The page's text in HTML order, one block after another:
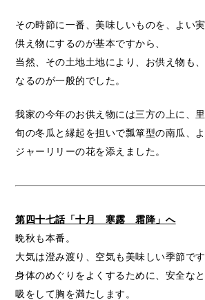
その時節に一番、美味しいものを、よい
供え物にするのが基本ですから、
当然、その土地土地により、お供え物も
なるのが一般的でした。
我家の今年のお供え物には三方の上に、
旬の冬瓜と縁起を担いで瓢箪型の南瓜、
ジャーリリーの花を添えました。
第四十七話「十月 寒露 霜降」へ
晩秋も本番。
大気は澄み渡り、空気も美味しい季節です
身体のめぐりをよくするために、安全な
吸をして胸を満たします。